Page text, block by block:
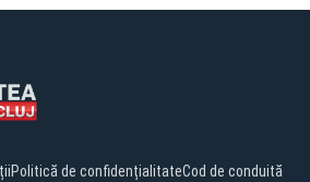
Politică de confidențialitateCod de conduită